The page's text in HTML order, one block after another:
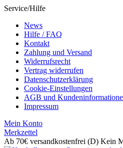
Service/Hilfe
News
Hilfe / FAQ
Kontakt
Zahlung und Versand
Widerrufsrecht
Vertrag widerrufen
Datenschutzerklärung
Cookie-Einstellungen
AGB und
Impressum
Mein Konto
Merkzettel
Ab 70€ versandkostenfrei (D) Kein